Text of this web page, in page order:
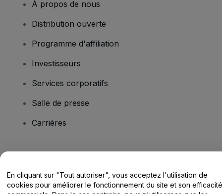
À propos de nous
Distribution ouverte
Programme d'affiliation
Investisseurs
Services corporatifs
Salle de presse
Carrières
Centre d'assistance / Nous contacter
En cliquant sur "Tout autoriser", vous acceptez l'utilisation de
cookies pour améliorer le fonctionnement du site et son efficacité